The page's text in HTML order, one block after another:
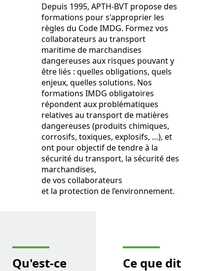
Depuis 1995, APTH-BVT propose des
formations pour s'approprier les
règles du Code IMDG. Formez vos
collaborateurs au transport
maritime de marchandises
dangereuses aux risques pouvant y
être liés : quelles obligations, quels
enjeux, quelles solutions. Nos
formations IMDG obligatoires
répondent aux problématiques
relatives au transport de matières
dangereuses (produits chimiques,
corrosifs, toxiques, explosifs, …), et
ont pour objectif de tendre à la
sécurité du transport, la sécurité des
marchandises,
de vos collaborateurs
et la protection de l’environnement.
Qu'est-ce
Ce que dit